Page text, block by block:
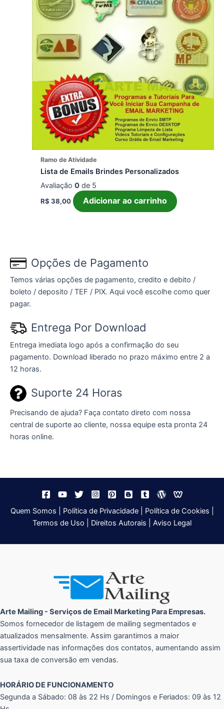
Ramo de Atividade
Lista de Emails Brindes Personalizados
Avaliação0 de 5
R$ 38,00 Adicionar ao carrinho
Opções de Pagamento
Temos várias opções de pagamento, credito e debito /
boleto / deposito / TEF / PIX. Aqui você escolhe como quer
pagar.
Entrega Por Download
Entrega imediata logo após a confirmação do seu
pagamento. Download liberado no prazo máximo entre 2 a
12 horas.
Suporte 24 Horas
Precisando de ajuda? Faça contato direto com nossa
central de suporte ao cliente, nossa equipe esta pronta 24
horas online.
Quem Somos Política de Privacidade| Política de Cookies
Termos de Uso
Direitos Autorais Aviso Legal
Arte Mailing - Serviços de Email Marketing Para Empresas.
Somos fornecedor de listagem de mailing segmentados e
atualizados mensalmente. Assim garantimos a maior
assertividade nas informações dos contatos, aumentando assim
sua taxa de conversão em vendas.
HORÁRIO DE FUNCIONAMENTO
Segunda a Sábado: 08 às 22 Hs / Domingos e Feriados: 09 às 12